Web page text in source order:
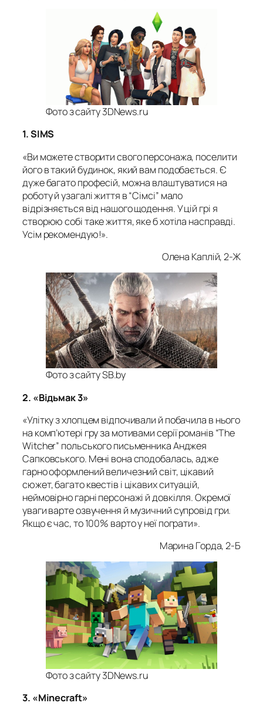
Фото з сайту 3DNews.ru
1. SIMS
«Ви можете створити свого персонажа, поселити
його в такий будинок, який вам подобається. Є
дуже багато професій, можна влаштуватися на
роботу й узагалі життя в “Сімсі” мало
відрізняється від нашого щодення. У цій грі я
створюю собі таке життя, яке б хотіла насправді.
Усім рекомендую!».
Олена Каплій, 2-Ж
Фото з сайту SB.by
2. «Відьмак 3»
«Улітку з хлопцем відпочивали й побачила в нього
на комп’ютері гру за мотивами серії романів “The
Witcher” польського письменника Анджея
Сапковського. Мені вона сподобалась, адже
гарно оформлений величезний світ, цікавий
сюжет, багато квестів і цікавих ситуацій,
неймовірно гарні персонажі й довкілля. Окремої
уваги варте озвучення й музичний супровід гри.
Якщо є час, то 100% варто у неї пограти».
Марина Горда, 2-Б
Фото з сайту 3DNews.ru
3. «Minecraft»